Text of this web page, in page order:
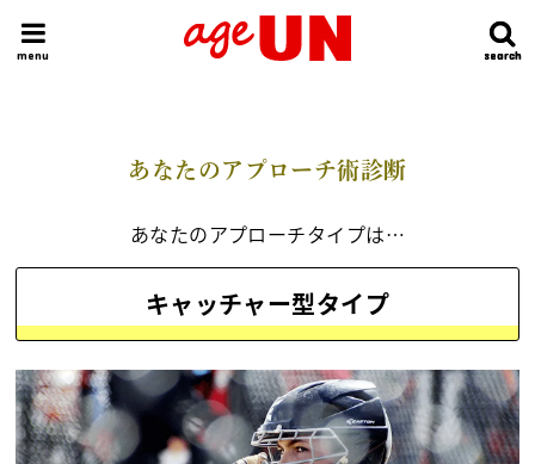
search
search
menu
HOME 今日の運勢ランキング 明日の運勢ランキング 今週の運勢
あなたのアプローチ術診断
あなたのアプローチタイプは…
キャッチャー型タイプ